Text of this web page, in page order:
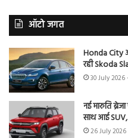
ऑटो जगत
Honda City
रही Skoda
30 July 2026
नई मारुति
साथ आई
26 July 2026